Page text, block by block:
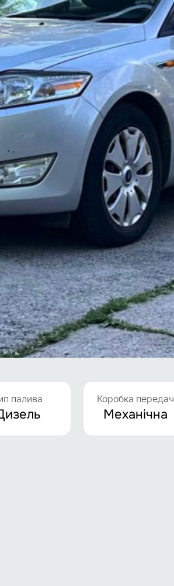
палива Коробка передач
Механічна